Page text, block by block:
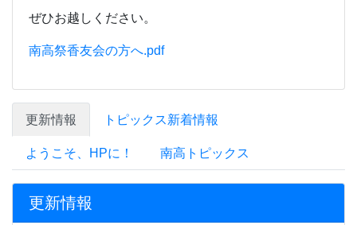
ぜひお越しください。
南高祭香友会の方へ.pdf
更新情報 トピックス新着情報
ようこそ、HPに！ 南高トピックス
更新情報